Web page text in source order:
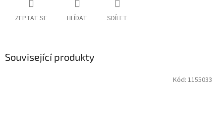
ZEPTAT SE HLÍDAT SDÍLET
Související produkty
Kód: 1155033